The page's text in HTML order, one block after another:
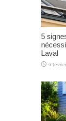
5
Laval
6